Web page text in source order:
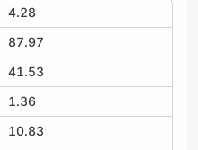
4.28
87.97
41.53
1.36
10.83